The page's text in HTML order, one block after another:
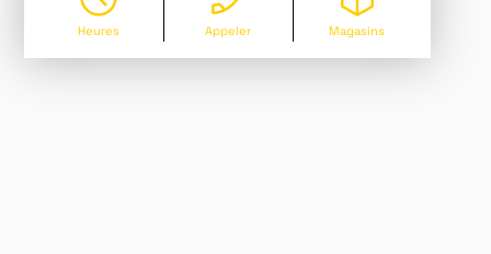
Heures Appeler Magasins